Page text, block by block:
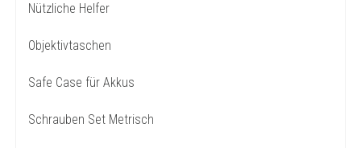
Nützliche Helfer
Objektivtaschen
Safe Case für Akkus
Schrauben Set Metrisch